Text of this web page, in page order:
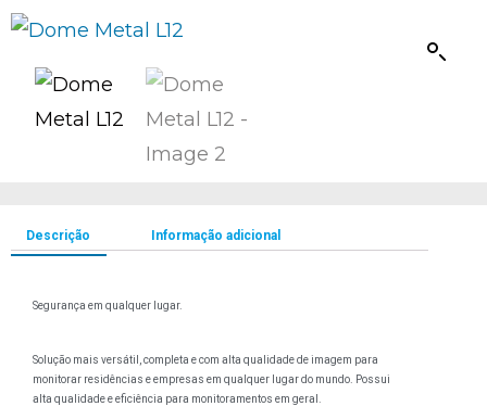
Descrição Informação adicional
Segurança em qualquer lugar.
Solução mais versátil, completa e com alta qualidade de imagem para
monitorar residências e empresas em qualquer lugar do mundo. Possui
alta qualidade e eficiência para monitoramentos em geral.